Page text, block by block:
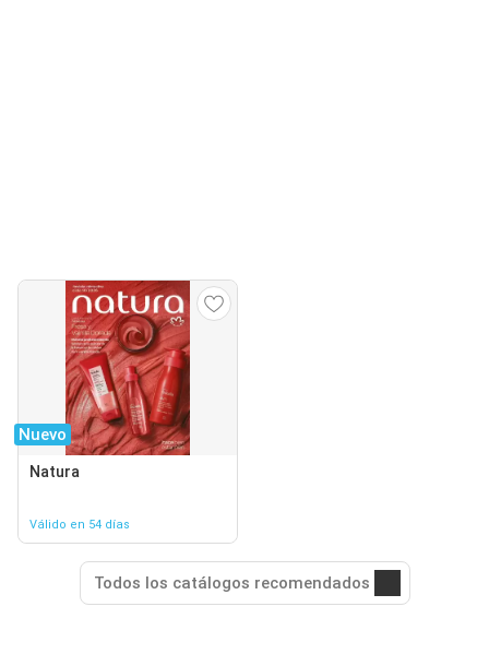
Nuevo
Natura
Válido en 54 días
Todos los catálogos recomendados